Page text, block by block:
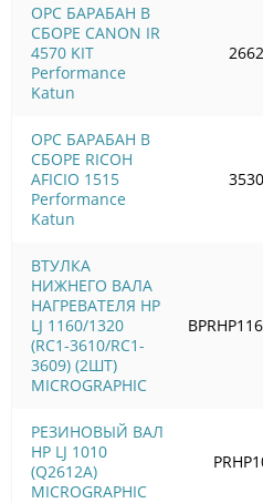
OPC БАРАБАН В
СБОРЕ CANON IR
4570 KIT
Performance
Katun
OPC БАРАБАН В
СБОРЕ RICOH
AFICIO 1515
Performance
Katun
ВТУЛКА
НИЖНЕГО ВАЛА
НАГРЕВАТЕЛЯ HP
LJ 1160/1320
(RC1-3610/RC1-
3609) (2ШТ)
MICROGRAPHIC
РЕЗИНОВЫЙ ВАЛ
HP LJ 1010
(Q2612A)
MICROGRAPHIC